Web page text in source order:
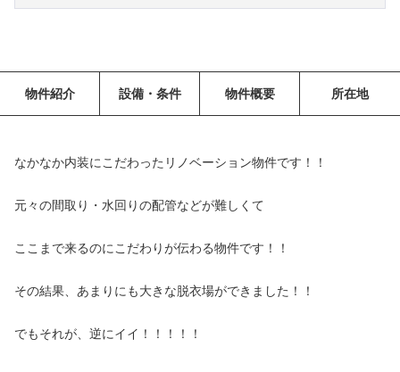
物件紹介 設備・条件 物件概要 所在地
なかなか内装にこだわったリノベーション物件です！！
元々の間取り・水回りの配管などが難しくて
ここまで来るのにこだわりが伝わる物件です！！
その結果、あまりにも大きな脱衣場ができました！！
でもそれが、逆にイイ！！！！！